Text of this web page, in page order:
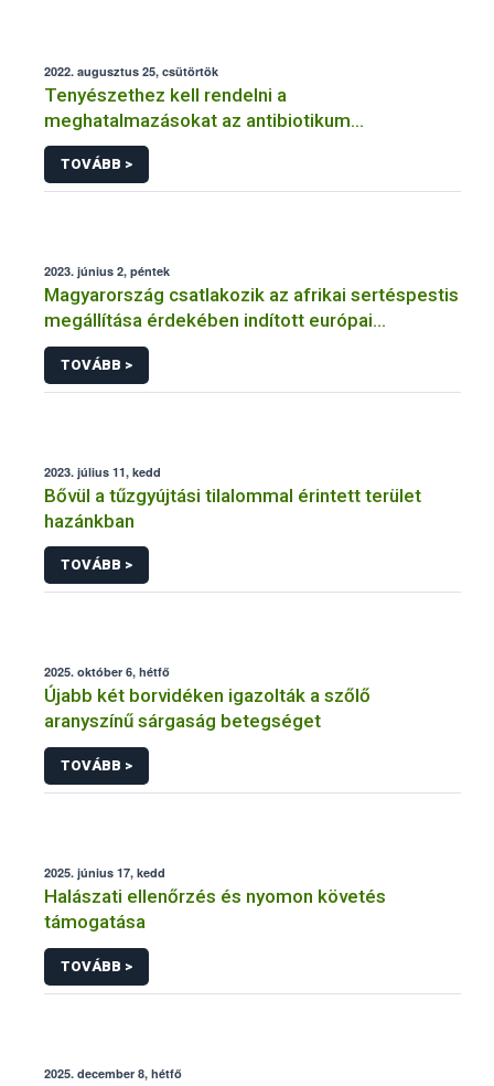
2022. augusztus 25, csütörtök
Tenyészethez kell rendelni a
meghatalmazásokat az antibiotikum
felhasználás jelentési rendszerben
TOVÁBB >
2023. június 2, péntek
Magyarország csatlakozik az afrikai sertéspestis
megállítása érdekében indított európai
kampányhoz (#StopASF)
TOVÁBB >
2023. július 11, kedd
Bővül a tűzgyújtási tilalommal érintett terület
hazánkban
TOVÁBB >
2025. október 6, hétfő
Újabb két borvidéken igazolták a szőlő
aranyszínű sárgaság betegséget
TOVÁBB >
2025. június 17, kedd
Halászati ellenőrzés és nyomon követés
támogatása
TOVÁBB >
2025. december 8, hétfő